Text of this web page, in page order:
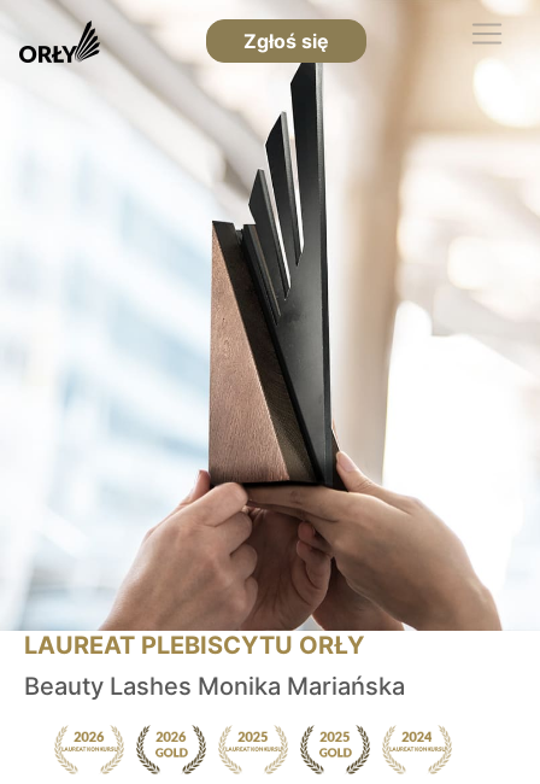
Zgłoś się
LAUREAT PLEBISCYTU ORŁY
Beauty Lashes Monika Mariańska